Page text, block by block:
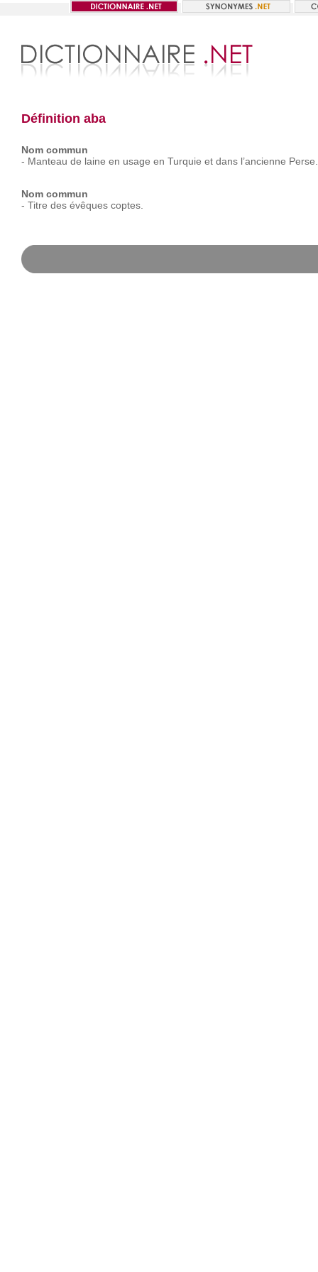
Définition aba
Nom commun
- Manteau de laine en usage en Turquie et dans l’ancienne Perse.
Nom commun
- Titre des évêques coptes.